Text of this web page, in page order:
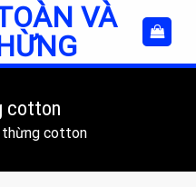
VÀ
cotton
thừng cotton